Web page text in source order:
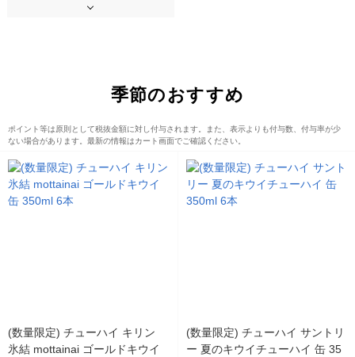
季節のおすすめ
ポイント等は原則として税抜金額に対し付与されます。また、表示よりも付与数、付与率が少
ない場合があります。最新の情報はカート画面でご確認ください。
(数量限定) チューハイ キリン
氷結 mottainai ゴールドキウイ
(数量限定) チューハイ サントリ
ー 夏のキウイチューハイ 缶 35